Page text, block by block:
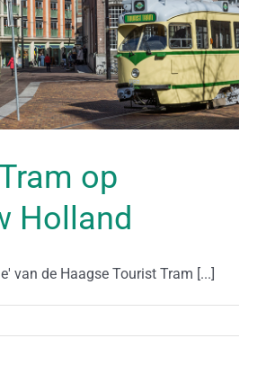
op
Holland
van de Haagse Tourist Tram [...]